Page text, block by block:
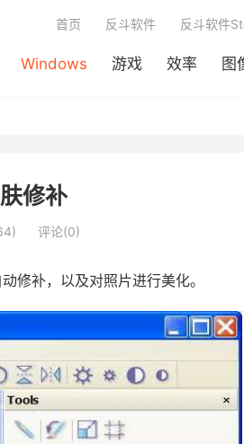
Windows 游戏 效率 图
首页 反斗软件 反斗软件
修补
评论(0)
修补，以及对照片进行美化。